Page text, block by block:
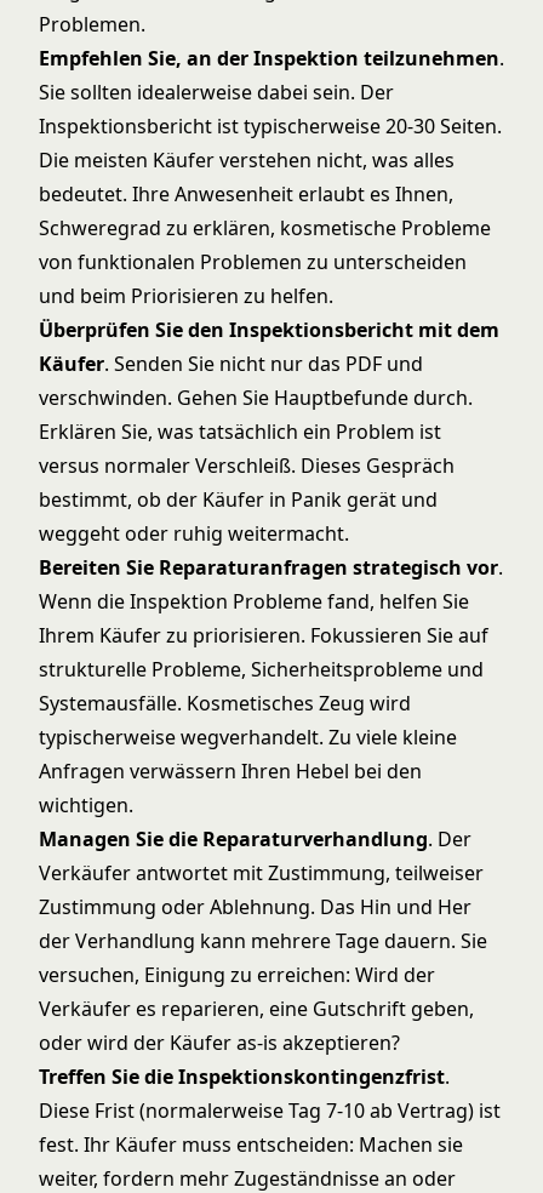
Problemen.
Empfehlen Sie, an der Inspektion teilzunehmen.
Sie sollten idealerweise dabei sein. Der
Inspektionsbericht ist typischerweise 20-30 Seiten.
Die meisten Käufer verstehen nicht, was alles
bedeutet. Ihre Anwesenheit erlaubt es Ihnen,
Schweregrad zu erklären, kosmetische Probleme
von funktionalen Problemen zu unterscheiden
und beim Priorisieren zu helfen.
Überprüfen Sie den Inspektionsbericht mit dem
Käufer. Senden Sie nicht nur das PDF und
verschwinden. Gehen Sie Hauptbefunde durch.
Erklären Sie, was tatsächlich ein Problem ist
versus normaler Verschleiß. Dieses Gespräch
bestimmt, ob der Käufer in Panik gerät und
weggeht oder ruhig weitermacht.
Bereiten Sie Reparaturanfragen strategisch vor.
Wenn die Inspektion Probleme fand, helfen Sie
Ihrem Käufer zu priorisieren. Fokussieren Sie auf
strukturelle Probleme, Sicherheitsprobleme und
Systemausfälle. Kosmetisches Zeug wird
typischerweise wegverhandelt. Zu viele kleine
Anfragen verwässern Ihren Hebel bei den
wichtigen.
Managen Sie die Reparaturverhandlung. Der
Verkäufer antwortet mit Zustimmung, teilweiser
Zustimmung oder Ablehnung. Das Hin und Her
der Verhandlung kann mehrere Tage dauern. Sie
versuchen, Einigung zu erreichen: Wird der
Verkäufer es reparieren, eine Gutschrift geben,
oder wird der Käufer as-is akzeptieren?
Treffen Sie die Inspektionskontingenzfrist.
Diese Frist (normalerweise Tag 7-10 ab Vertrag) ist
fest. Ihr Käufer muss entscheiden: Machen sie
weiter, fordern mehr Zugeständnisse an oder